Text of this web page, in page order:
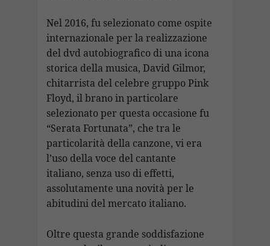
Nel 2016, fu selezionato come ospite
internazionale per la realizzazione
del dvd autobiografico di una icona
storica della musica, David Gilmor,
chitarrista del celebre gruppo Pink
Floyd, il brano in particolare
selezionato per questa occasione fu
“Serata Fortunata”, che tra le
particolarità della canzone, vi era
l’uso della voce del cantante
italiano, senza uso di effetti,
assolutamente una novità per le
abitudini del mercato italiano.
Oltre questa grande soddisfazione